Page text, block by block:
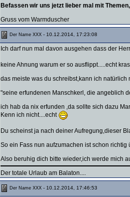
Befassen wir uns jetzt lieber mal mit
Gruss vom Warmduscher
Der Name XXX - 10.12.2014, 17:23:08
Ich darf nun mal davon ausgehen dass der
keine Ahnung warum er so ausflippt.....echt
das meiste was du schreibst,kann ich
"seine erfundenen Manschkerl, die angeblich
ich hab da nix erfunden ,da sollte sich dazu
Kenn ich nicht....echt
Du scheinst ja nach deiner Aufregung,dieser
So ein Fass nun aufzumachen ist schon
Also beruhig dich bitte wieder,ich werde mich
Der totale Urlaub am Balaton....
Der Name XXX - 10.12.2014, 17:46:53